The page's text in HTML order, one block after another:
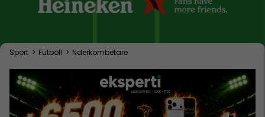
Sport > Futboll > Ndërkombëtare